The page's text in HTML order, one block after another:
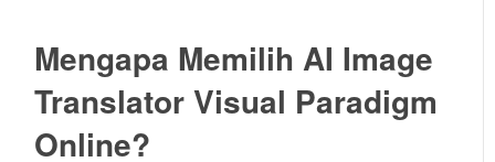
Mengapa Memilih AI Image
Translator Visual Paradigm
Online?